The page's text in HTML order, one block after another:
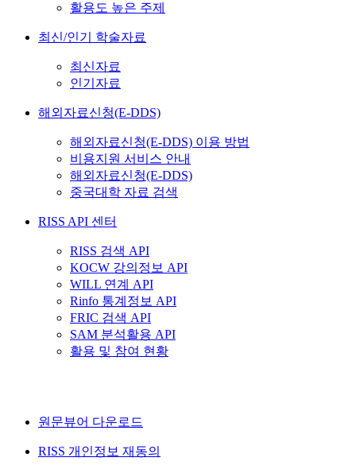
활용도 높은 주제
최신/인기 학술자료
최신자료
인기자료
해외자료신청(E-DDS)
해외자료신청(E-DDS) 이용 방법
비용지원 서비스 안내
해외자료신청(E-DDS)
중국대학 자료 검색
RISS API 센터
RISS 검색 API
KOCW 강의정보 API
WILL 연계 API
Rinfo 통계정보 API
FRIC 검색 API
SAM 분석활용 API
활용 및 참여 현황
원문뷰어 다운로드
RISS 개인정보 재동의